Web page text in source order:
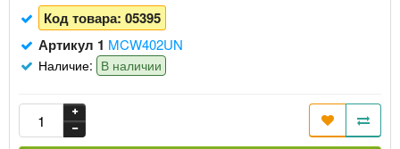
Код товара: 05395
Артикул 1 MCW402UN
Наличие: В наличии